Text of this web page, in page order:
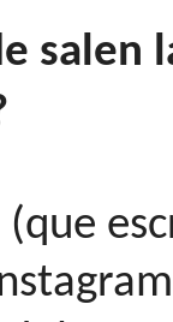
salen
(que